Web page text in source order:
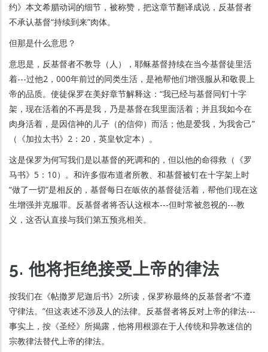
约》本文希腊动词的细节，被称赞，把这章节翻译成说，反基督者
不承认基督“持续到来”肉体。
但那是什么意思？
意思是，反基督者不教导（人），耶稣基督持续在当今基督徒里活
着---过他2，000年前过的同类生活，是祂帮他们增强服从和敬畏上
帝的品质。使徒保罗在美好章节解释这：“我已经与基督同钉十字
架，现在活着的不再是我，乃是基督在我里面活着；并且我如今在
肉身活着，是因信神的儿子（的信仰）而活；他是爱我，为我舍己”
（《加拉太书》2：20，英皇钦定本）。
这是保罗为何写我们是以基督的死调和的，但以他的命得救（《罗
马书》5：10）。和许多假布道者所教、和基督被钉在十字架上时
“做了一切”是相反的，基督每日在皈依的基督徒活着，帮他们现在这
生增强并克服罪。反基督者将否认这根本---但时常被忽视的---教
义，这否认直接与我们第五预兆相关。
5. 他将拒绝接受上帝的律法
按我们在《帖撒罗尼迦后书》2所读，保罗称最终的反基督者“不遵
守律法。”但这表述不涉及人的法律。反基督者将反对上帝的律法---
事实上，按《圣经》所揭露，他将用根源在于人传统和异教迷信的
宗教律法替代上帝的律法。